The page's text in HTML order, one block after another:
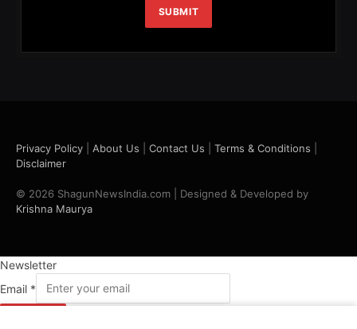
SUBMIT
Privacy Policy About Us Contact Us Terms & Conditions
Disclaimer
© 2026 ShagunNewsIndia.com | Designed & Developed by
Krishna Maurya
Newsletter
Email *